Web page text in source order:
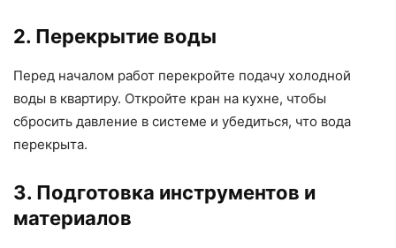
2. Перекрытие воды
Перед началом работ перекройте подачу холодной
воды в квартиру. Откройте кран на кухне, чтобы
сбросить давление в системе и убедиться, что вода
перекрыта.
3. Подготовка инструментов и
материалов